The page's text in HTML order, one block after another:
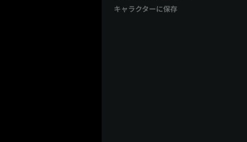
キャラクターに保存